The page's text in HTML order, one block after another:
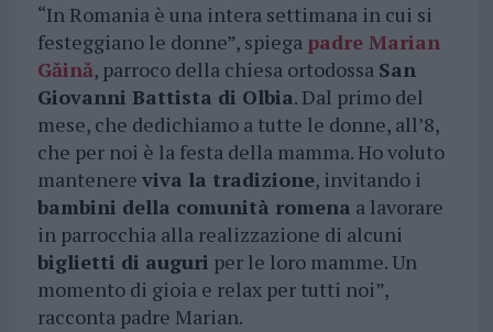
“In Romania è una intera settimana in cui si
festeggiano le donne”, spiega padre Marian
Găină, parroco della chiesa ortodossa San
Giovanni Battista di Olbia. Dal primo del
mese, che dedichiamo a tutte le donne, all’8,
che per noi è la festa della mamma. Ho voluto
mantenere viva la tradizione, invitando i
bambini della comunità romena a lavorare
in parrocchia alla realizzazione di alcuni
biglietti di auguri per le loro mamme. Un
momento di gioia e relax per tutti noi”,
racconta padre Marian.